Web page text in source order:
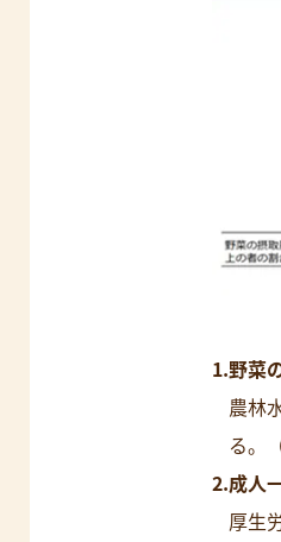
野菜
農林
る。
成人
厚生